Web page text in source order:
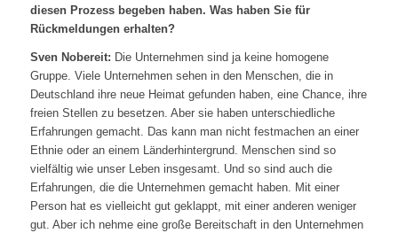
diesen Prozess begeben haben. Was haben Sie für
Rückmeldungen erhalten?
Sven Nobereit: Die Unternehmen sind ja keine homogene
Gruppe. Viele Unternehmen sehen in den Menschen, die in
Deutschland ihre neue Heimat gefunden haben, eine Chance, ihre
freien Stellen zu besetzen. Aber sie haben unterschiedliche
Erfahrungen gemacht. Das kann man nicht festmachen an einer
Ethnie oder an einem Länderhintergrund. Menschen sind so
vielfältig wie unser Leben insgesamt. Und so sind auch die
Erfahrungen, die die Unternehmen gemacht haben. Mit einer
Person hat es vielleicht gut geklappt, mit einer anderen weniger
gut. Aber ich nehme eine große Bereitschaft in den Unternehmen